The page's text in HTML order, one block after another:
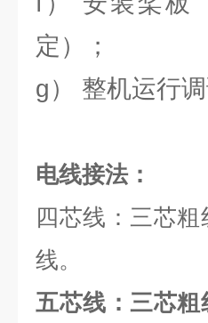
定）；
g） 整机运行
电线
四芯线：三芯
线。
五芯线：三芯